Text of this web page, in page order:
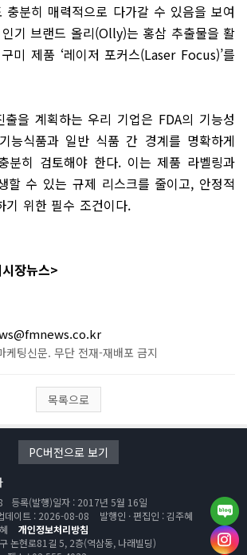
충분히 매력적으로 다가갈 수 있음을 보여
기 브랜드 올리(Olly)는 홍삼 추출물을 활
미 제품 ‘레이저 포커스(Laser Focus)’를
을 계획하는 우리 기업은 FDA의 기능성
능식품과 일반 식품 간 경계를 명확하게
분히 검토해야 한다. 이는 제품 라벨링과
할 수 있는 규제 리스크를 줄이고, 안정적
기 위한 필수 조건이다.
장뉴스>
팅신문. 무단 전재-재배포 금지
목록으로
PC버전으로 보기
등록(발행)일자 : 2017년 5월 16일
데이트 : 2026-08-08
발행인 · 편집인 : 김주혜
개인정보처리방침
논현로81길 5, 2층(역삼동, 나래빌딩)